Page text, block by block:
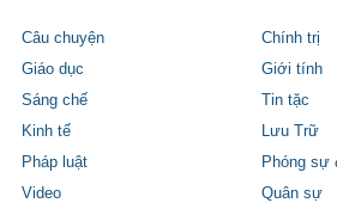
Câu chuyện
Chính trị
Giáo dục
Giới tính
Sáng chế
Tin tặc
Kinh tế
Lưu Trữ
Pháp luật
Phóng sự
Video
Quân sự